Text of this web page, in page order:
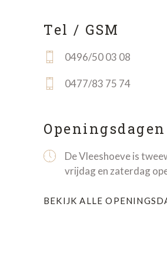
Tel / GSM
0496/50 03 08
0477/83 75 74
Openingsdagen
De Vleeshoeve is
vrijdag en zaterdag
BEKIJK ALLE